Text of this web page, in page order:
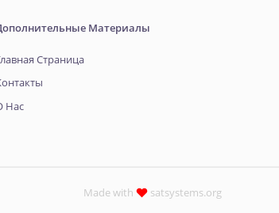
Материалы
Страница
Нас
Made with satsystems.org